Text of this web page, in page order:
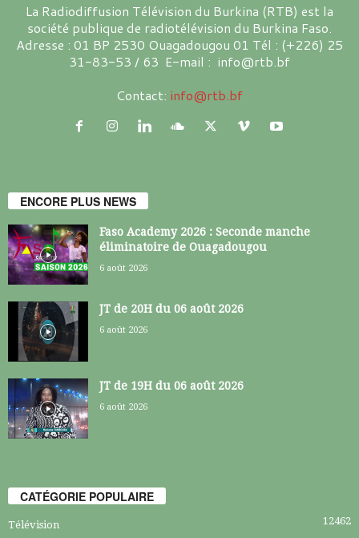
La Radiodiffusion Télévision du Burkina (RTB) est la
société publique de radiotélévision du Burkina Faso.
Adresse : 01 BP 2530 Ouagadougou 01 Tél : (+226) 25
31-83-53 / 63 E-mail : info@rtb.bf
Contact: info@rtb.bf
ENCORE PLUS NEWS
Faso Academy 2026 : Seconde manche
éliminatoire de Ouagadougou
6 août 2026
JT de 20H du 06 août 2026
6 août 2026
JT de 19H du 06 août 2026
6 août 2026
CATÉGORIE POPULAIRE
Télévision 12462